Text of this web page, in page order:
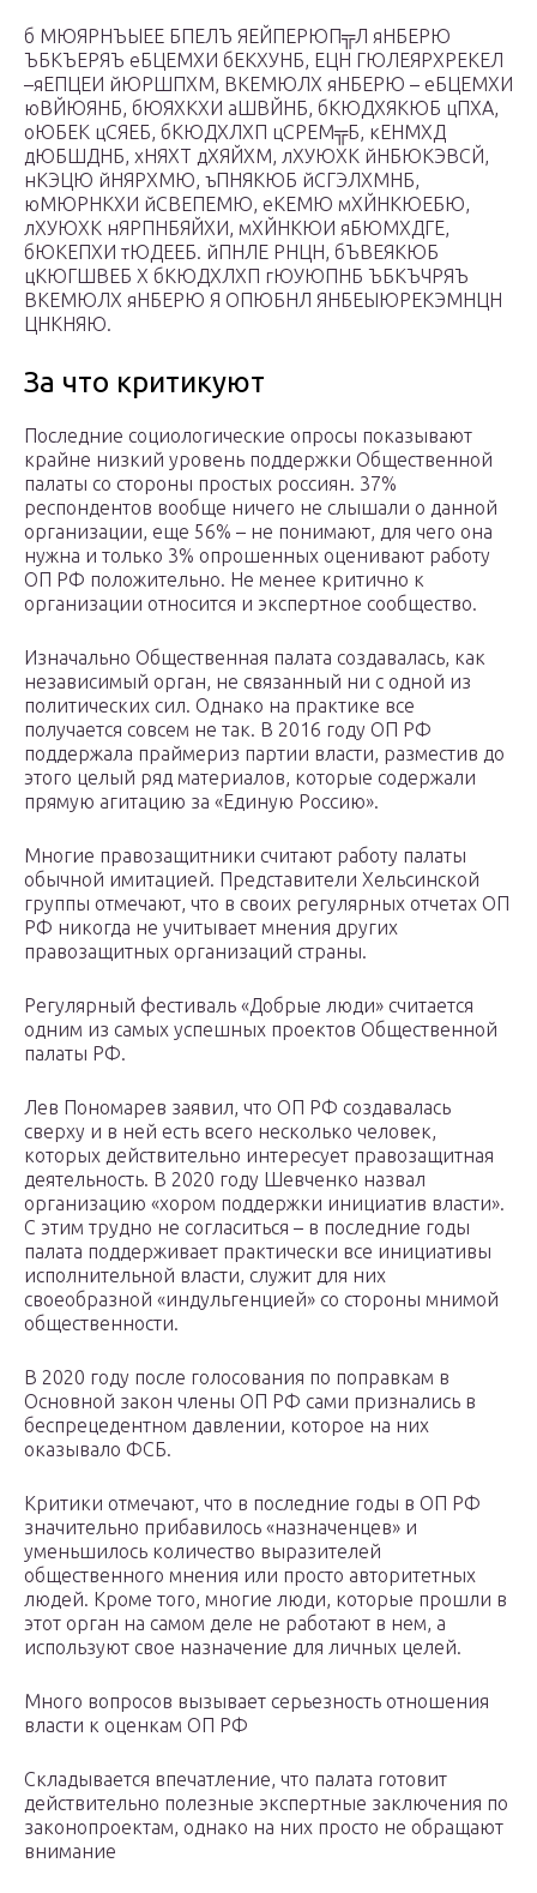
б МЮЯРНЪЫЕЕ БПЕЛЪ ЯЕЙПЕРЮП╦Л яНБЕРЮ
ЪБКЪЕРЯЪ еБЦЕМХИ бЕКХУНБ, ЕЦН ГЮЛЕЯРХРЕКЕЛ
–яЕПЦЕИ йЮРШПХМ, ВКЕМЮЛХ яНБЕРЮ – еБЦЕМХИ
юВЙЮЯНБ, бЮЯХКХИ аШВЙНБ, бКЮДХЯКЮБ цПХА,
оЮБЕК цСЯЕБ, бКЮДХЛХП цСРЕМ╦Б, кЕНМХД
дЮБШДНБ, хНЯХТ дХЯЙХМ, лХУЮХК йНБЮКЭВСЙ,
нКЭЦЮ йНЯРХМЮ, ъПНЯКЮБ йСГЭЛХМНБ,
юМЮРНКХИ йСВЕПЕМЮ, еКЕМЮ мХЙНКЮЕБЮ,
лХУЮХК нЯРПНБЯЙХИ, мХЙНКЮИ яБЮМХДГЕ,
бЮКЕПХИ тЮДЕЕБ. йПНЛЕ РНЦН, бЪВЕЯКЮБ
цКЮГШВЕБ Х бКЮДХЛХП гЮУЮПНБ ЪБКЪЧРЯЪ
ВКЕМЮЛХ яНБЕРЮ Я ОПЮБНЛ ЯНБЕЫЮРЕКЭМНЦН
ЦНКНЯЮ.
За что критикуют
Последние социологические опросы показывают
крайне низкий уровень поддержки Общественной
палаты со стороны простых россиян. 37%
респондентов вообще ничего не слышали о данной
организации, еще 56% – не понимают, для чего она
нужна и только 3% опрошенных оценивают работу
ОП РФ положительно. Не менее критично к
организации относится и экспертное сообщество.
Изначально Общественная палата создавалась, как
независимый орган, не связанный ни с одной из
политических сил. Однако на практике все
получается совсем не так. В 2016 году ОП РФ
поддержала праймериз партии власти, разместив до
этого целый ряд материалов, которые содержали
прямую агитацию за «Единую Россию».
Многие правозащитники считают работу палаты
обычной имитацией. Представители Хельсинской
группы отмечают, что в своих регулярных отчетах ОП
РФ никогда не учитывает мнения других
правозащитных организаций страны.
Регулярный фестиваль «Добрые люди» считается
одним из самых успешных проектов Общественной
палаты РФ.
Лев Пономарев заявил, что ОП РФ создавалась
сверху и в ней есть всего несколько человек,
которых действительно интересует правозащитная
деятельность. В 2020 году Шевченко назвал
организацию «хором поддержки инициатив власти».
С этим трудно не согласиться – в последние годы
палата поддерживает практически все инициативы
исполнительной власти, служит для них
своеобразной «индульгенцией» со стороны мнимой
общественности.
В 2020 году после голосования по поправкам в
Основной закон члены ОП РФ сами признались в
беспрецедентном давлении, которое на них
оказывало ФСБ.
Критики отмечают, что в последние годы в ОП РФ
значительно прибавилось «назначенцев» и
уменьшилось количество выразителей
общественного мнения или просто авторитетных
людей. Кроме того, многие люди, которые прошли в
этот орган на самом деле не работают в нем, а
используют свое назначение для личных целей.
Много вопросов вызывает серьезность отношения
власти к оценкам ОП РФ
Складывается впечатление, что палата готовит
действительно полезные экспертные заключения по
законопроектам, однако на них просто не обращают
внимание